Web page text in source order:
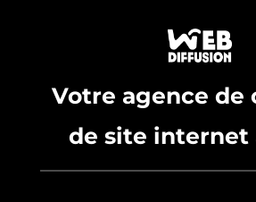
Votre agence de
de site internet